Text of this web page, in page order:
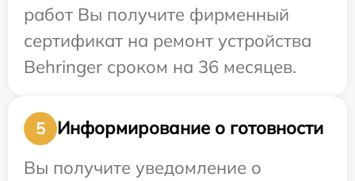
работ Вы получите фирменный
сертификат на ремонт устройства
Behringer сроком на 36 месяцев.
5
Информирование о готовности
Вы получите уведомление о